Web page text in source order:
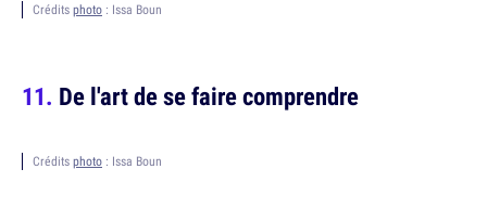
Crédits photo : Issa Boun
De l'art de se faire comprendre
Crédits photo : Issa Boun